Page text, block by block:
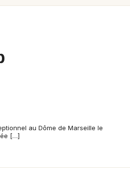
Alpes-Côte-d'Azur
au Dôme de Marseille le
[…]